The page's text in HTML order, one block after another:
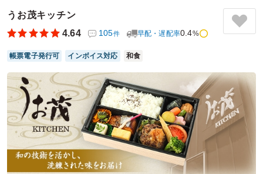
うお茂キッチン
4.64
105件 早配・遅配率0.4%
帳票電子発行可 インボイス対応 和食